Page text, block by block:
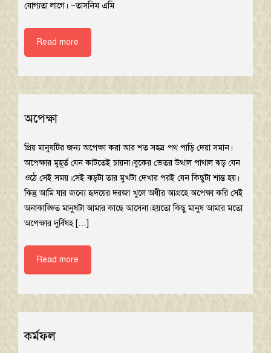
যোগ্যতা লাগে। ~তাসনিম এমি
Read more
অপেক্ষা
প্রিয় মানুষটির জন্য অপেক্ষা করা আর শত সহস্র পথ পাড়ি দেয়া সমান।
অপেক্ষার মুহূর্ত যেন কাটতেই চায়না।বুকের ভেতর উত্থাল পাথাল ঝড় যেন
ওঠে সেই সময়।সেই ঝড়টা তার মুখটা দেখার পরই যেন কিছুটা শান্ত হয়।
কিন্তু আমি যার জন্যে হৃদয়ের দরজা খুলে অধীর আগ্রহে অপেক্ষা করি সেই
অনাকাঙ্ক্ষিত মানুষটা আমার কাছে আসেনা।হয়তো কিছু মানুষ আমার মতো
অপেক্ষার দুর্বিষহ […]
Read more
কর্মফল